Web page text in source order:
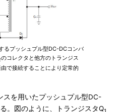
るプッシュプル型DC-DCコンバ
のコレクタと他方のトランジス
で接続することにより定常的
スを用いたプッシュプル型DC-
。図のように、トランジスタQ